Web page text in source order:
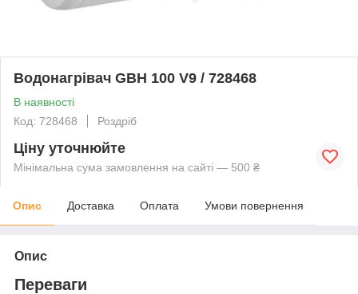
Водонагрівач GBH 100 V9 / 728468
В наявності
Код: 728468
Роздріб
Ціну уточнюйте
Мінімальна сума замовлення на сайті — 500 ₴
Опис Доставка Оплата Умови повернення
Опис
Переваги